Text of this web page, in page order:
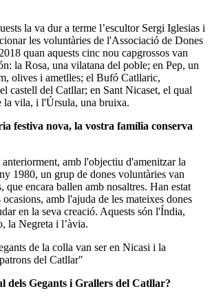
la va dur a terme l’escultor Sergi Iglesias i
les voluntàries de l'Associació de Dones
quan aquests cinc nou capgrossos van
la Rosa, una vilatana del poble; en Pep, un
olives i ametlles; el Bufó Catllaric,
castell del Catllar; en Sant Nicaset, el qual
la vila, i l'Úrsula, una bruixa.
festiva nova, la vostra família conserva
amb l'objectiu d'amenitzar la
1980, un grup de dones voluntàries van
que encara ballen amb nosaltres. Han estat
ocasions, amb l'ajuda de les mateixes dones
en la seva creació. Aquests són l'Índia,
la Negreta i l’àvia.
de la colla van ser en Nicasi i la
del Catllar"
dels Gegants i Grallers del Catllar?